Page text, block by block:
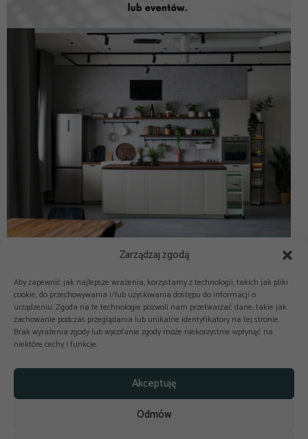
Zarządzaj zgodą
Aby zapewnić jak najlepsze wrażenia, korzystamy z technologii, takich jak pliki
cookie, do przechowywania i/lub uzyskiwania dostępu do informacji o
urządzeniu. Zgoda na te technologie pozwoli nam przetwarzać dane, takie jak
zachowanie podczas przeglądania lub unikalne identyfikatory na tej stronie.
Brak wyrażenia zgody lub wycofanie zgody może niekorzystnie wpłynąć na
niektóre cechy i funkcje.
Akceptuję
Odmów
Copyright © 2025-2026 odkuchni.co
Polityka prywatności
Regulamin
Reklama